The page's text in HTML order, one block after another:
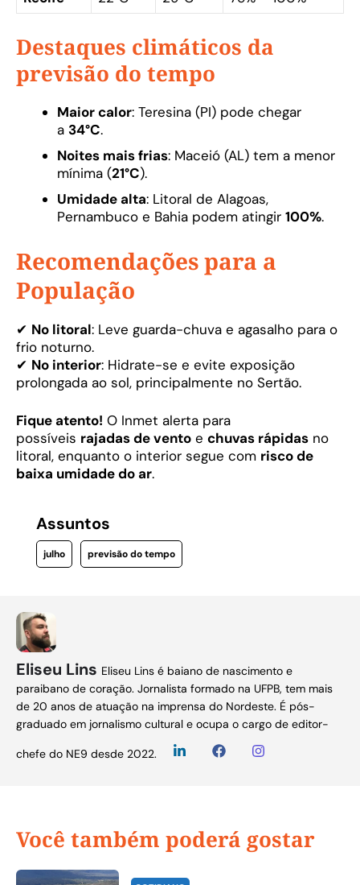
Destaques climáticos da
previsão do tempo
Maior calor: Teresina (PI) pode chegar
a 34°C.
Noites mais frias: Maceió (AL) tem a menor
mínima (21°C).
Umidade alta: Litoral de Alagoas,
Pernambuco e Bahia podem atingir 100%.
Recomendações para a
População
✔ No litoral: Leve guarda-chuva e agasalho para o
frio noturno.
✔ No interior: Hidrate-se e evite exposição
prolongada ao sol, principalmente no Sertão.
Fique atento! O Inmet alerta para
possíveis rajadas de vento e chuvas rápidas no
litoral, enquanto o interior segue com risco de
baixa umidade do ar.
Assuntos
julho previsão do tempo
Eliseu Lins Eliseu Lins é baiano de nascimento e
paraibano de coração. Jornalista formado na UFPB, tem mais
de 20 anos de atuação na imprensa do Nordeste. É pós-
graduado em jornalismo cultural e ocupa o cargo de editor-
chefe do NE9 desde 2022.
Você também poderá gostar